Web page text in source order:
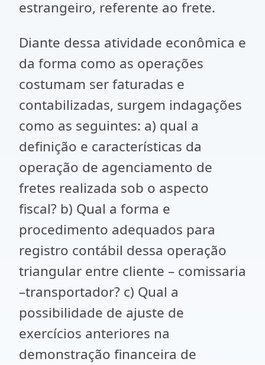
estrangeiro, referente ao frete.
Diante dessa atividade econômica e
da forma como as operações
costumam ser faturadas e
contabilizadas, surgem indagações
como as seguintes: a) qual a
definição e características da
operação de agenciamento de
fretes realizada sob o aspecto
fiscal? b) Qual a forma e
procedimento adequados para
registro contábil dessa operação
triangular entre cliente – comissaria
–transportador? c) Qual a
possibilidade de ajuste de
exercícios anteriores na
demonstração financeira de